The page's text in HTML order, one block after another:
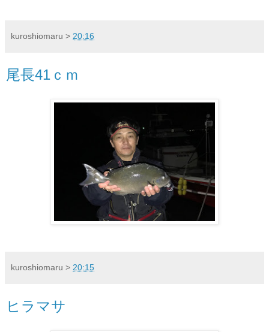
kuroshiomaru > 20:16
尾長41ｃｍ
kuroshiomaru > 20:15
ヒラマサ